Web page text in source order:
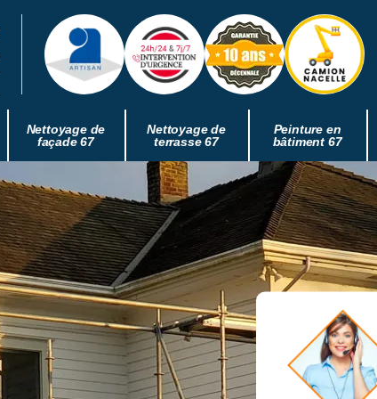
Nettoyage de
façade 67
Nettoyage de
terrasse 67
Peinture en
bâtiment 67